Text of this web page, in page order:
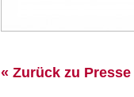
« Zurück zu Presse